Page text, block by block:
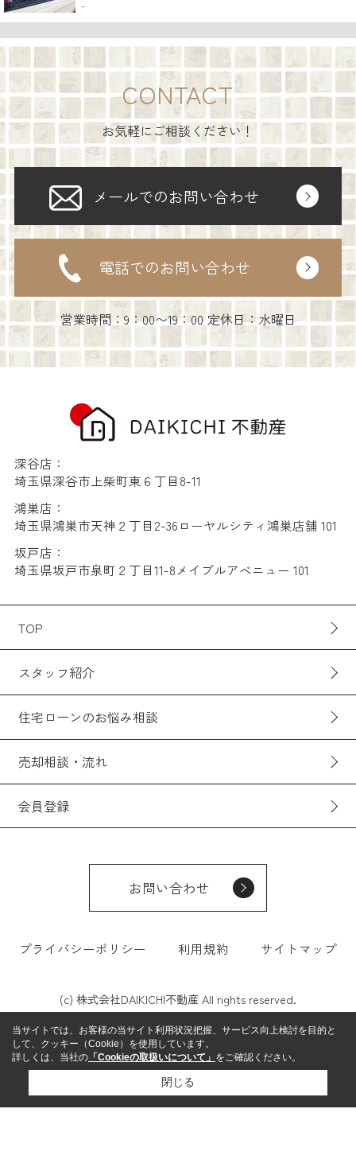
-
CONTACT
お気軽にご相談ください！
メールでのお問い合わせ
電話でのお問い合わせ
営業時間：9：00〜19：00 定休日：水曜日
深谷店：
埼玉県深谷市上柴町東６丁目8-11
鴻巣店：
埼玉県鴻巣市天神２丁目2-36ローヤルシティ鴻巣店舗 101
坂戸店：
埼玉県坂戸市泉町２丁目11-8メイプルアベニュー 101
TOP
スタッフ紹介
住宅ローンのお悩み相談
売却相談・流れ
会員登録
お問い合わせ
プライバシーポリシー 利用規約 サイトマップ
(c) 株式会社DAIKICHI不動産 All rights reserved.
当サイトでは、お客様の当サイト利用状況把握、サービス向上検討を目的と
して、クッキー（Cookie）を使用しています。
詳しくは、当社の 「Cookieの取扱いについて」 をご確認ください。
閉じる